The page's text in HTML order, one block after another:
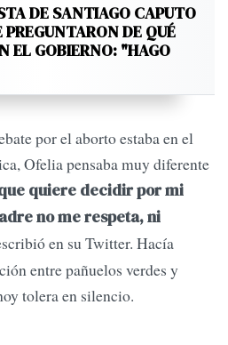
DE SANTIAGO CAPUTO
PREGUNTARON DE QUÉ
EL GOBIERNO: "HAGO
por el aborto estaba en el
Ofelia pensaba muy diferente
quiere decidir por mi
no me respeta, ni
en su Twitter. Hacía
entre pañuelos verdes y
tolera en silencio.